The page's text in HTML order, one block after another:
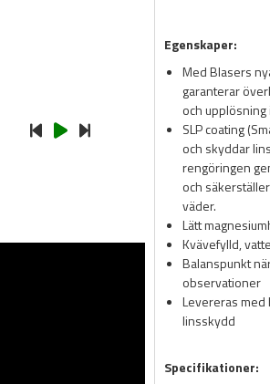
Egenskaper:
Med Blasers
garanterar
och
SLP coating
och skyddar
rengöringen
och
väder.
Lätt
Kvävefylld,
Balanspunkt
observationer
Levereras med
linsskydd
Specifikationer: